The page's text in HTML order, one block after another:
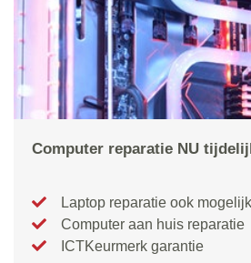
Computer reparatie NU
Laptop reparatie ook mogelijk
Computer aan huis reparatie
ICTKeurmerk garantie